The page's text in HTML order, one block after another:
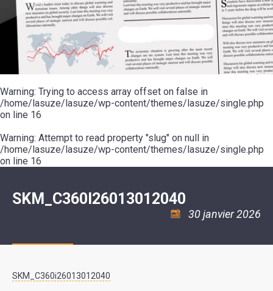
20ÈME
SIÈCLE
RÉUNIONS
DU
CONSEIL
MUNICIPAL
ARRÊTÉS
DÉCISIONS
MAIRE
MOT
DE
LA
MINORITÉ
LES
ÉCOLES
COLLÈGE
ESPACE
JEUNES
11
18
:
ASSOCIATION
COULÉE
DOUCE
ENVIRONNEMENT
L'EAU
L'ASSAINISSEMENT
RÉSIDENCE
AUTONOMIE
LE
CCAS
LA
POLICE
SÉCURITÉ
/
RISQUES
MAJEURS
MUSIQUE
L'ÉCOLE
COMMUNAUTAIRE
DANSE
PISCINE
ASSOCIATIONS
VOIE
VERTE
VISITES
DÉCOUVERTES
LES
RANDONNÉES
LE
POUR
CAMPING-
CARS
TENTES
CARAVANES
LA
HALTE
FLUVIALE
LA
SUZE
Warning: Trying to access array offset on false in
/home/lasuze/lasuze/wp-content/themes/lasuze/single.php
on line 16
Warning: Attempt to read property "slug" on null in
/home/lasuze/lasuze/wp-content/themes/lasuze/single.php
on line 16
SKM_C360I26013012040
30 janvier 2026
SKM_C360i26013012040